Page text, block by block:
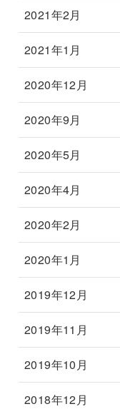
2021年2月
2021年1月
2020年12月
2020年9月
2020年5月
2020年4月
2020年2月
2020年1月
2019年12月
2019年11月
2019年10月
2018年12月